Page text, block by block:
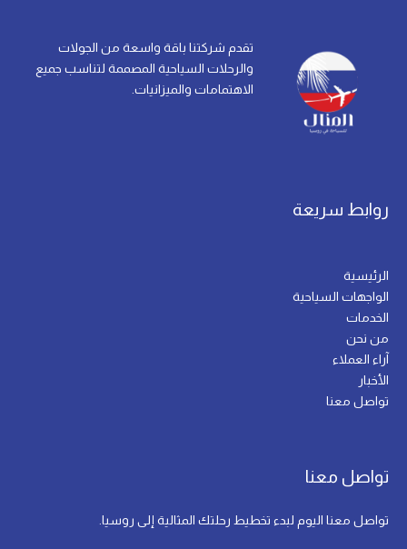
تقدم شركتنا باقة واسعة من الجولات
والرحلات السياحية المصممة لتناسب جميع
الاهتمامات والميزانيات.
روابط سريعة
الرئيسية
الواجهات السياحية
الخدمات
من نحن
آراء العملاء
الأخبار
تواصل معنا
تواصل معنا
تواصل معنا اليوم لبدء تخطيط رحلتك المثالية إلى روسيا.